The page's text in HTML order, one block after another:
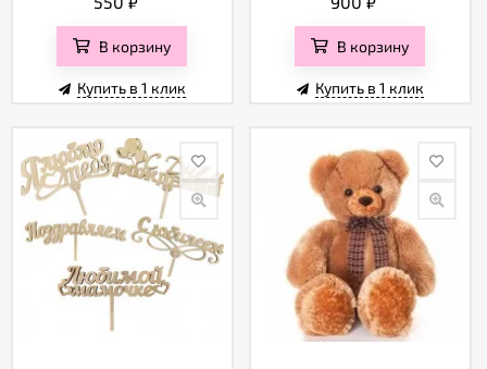
В корзину
Купить в 1 клик
В корзину
Купить в 1 клик